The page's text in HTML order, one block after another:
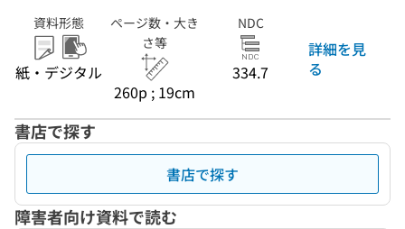
資料形態
紙・デジタル
ページ数・大き
さ等
260p ; 19cm
NDC
334.7
詳細を見
る
書店で探す
書店で探す
障害者向け資料で読む